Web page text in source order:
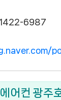
6987
어컨 광주